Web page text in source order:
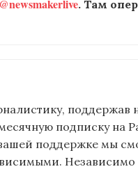
@newsmakerlive. Там
поддержав
подписку на
поддержке мы